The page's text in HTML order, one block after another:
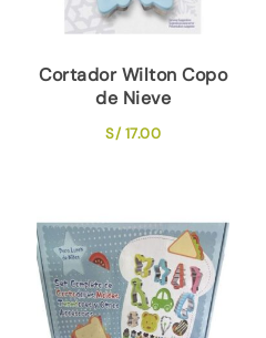
Cortador Wilton Copo
de Nieve
S/17.00